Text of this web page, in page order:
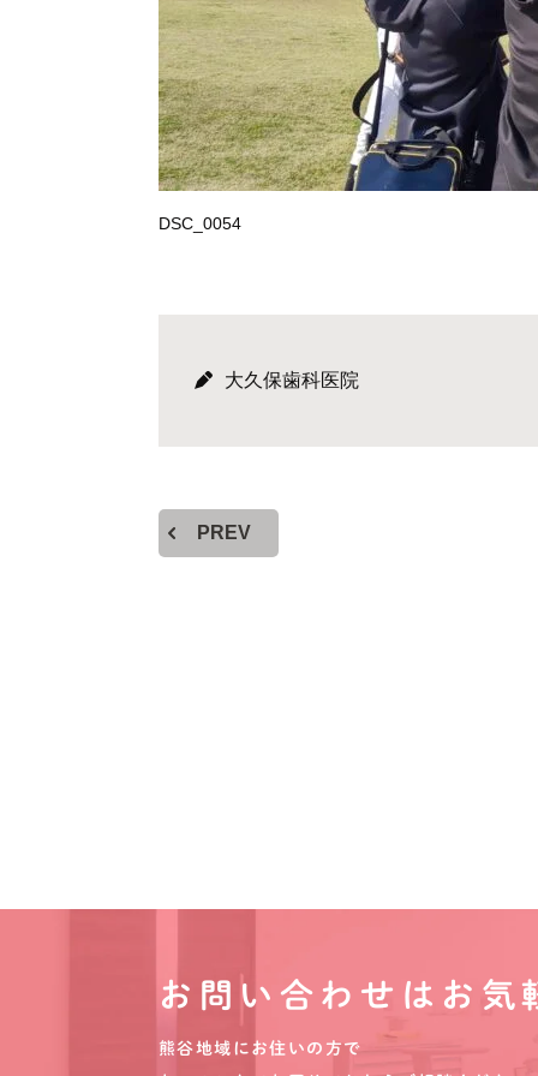
DSC_0054
大久保歯科医院
PREV
お問い合わせはお気
熊谷地域にお住いの方で